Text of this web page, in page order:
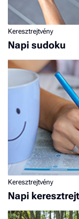
Keresztrejtvény
Napi sudoku
Keresztrejtvény
Napi